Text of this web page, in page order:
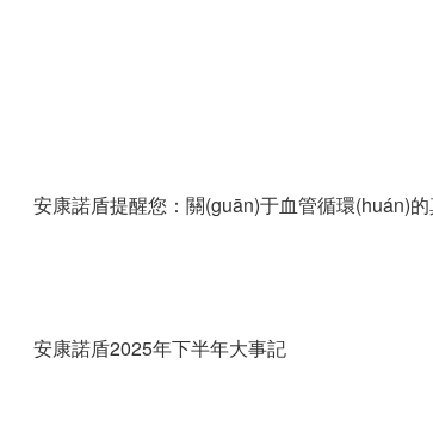
安康諾盾2025年下半年大事記